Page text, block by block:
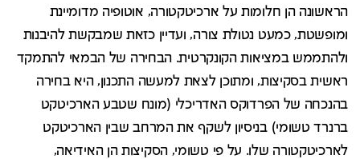
הראשונה הן חלומות על ארכיטקטורה, אוטופיה מדומיינת
ומופשטת, כמעט נטולת צורה, ועדיין כזאת שמבקשת להיבנות
ולהתממש במציאות הקונקרטית. הבחירה של הבמאי להתמקד
ראשית בסקיצות, ומתוכן לצאת למעשה התכנון, היא בחירה
בהנכחה של הפרדוקס האדריכלי (מונח שטבע הארכיטקט
ברנרד טשומי) בניסיון לשקף את המרחב שבין הארכיטקט
לארכיטקטורה שלו. על פי טשומי, הסקיצות הן האידיאה,